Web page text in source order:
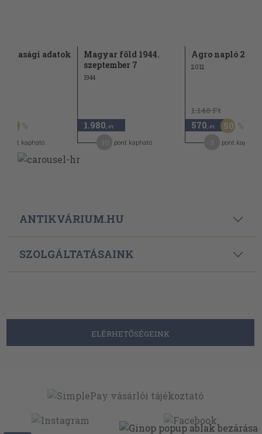
adatok
pont kapható
Magyar föld 1944.
szeptember 7
1944
1.980 ,-Ft
pont kapható
Agro napló
2012
1.140 Ft
570 ,-Ft 50
pont kapható
ANTIKVÁRIUM.HU
SZOLGÁLTATÁSAINK
ELÉRHETŐSÉGEINK